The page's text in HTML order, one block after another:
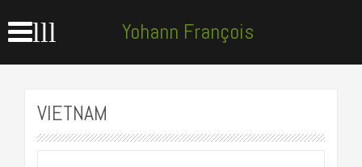
lll Yohann François
VIETNAM